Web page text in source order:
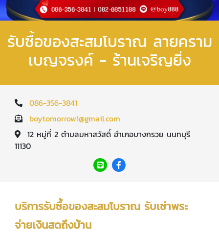
รับซื้อของสะสมโบราณ ลายคราม
เบญจรงค์ - ร้านเจริญยิ่ง
086-356-3841
boytomorrow1@gmail.com
12 หมู่ที่ 2 ตำบลมหาสวัสดิ์ อำเภอบางกรวย นนทบุรี
11130
บริการรับซื้อของสะสมโบราณ รับเช่าพระ
จ่ายเงินสดถึงบ้าน